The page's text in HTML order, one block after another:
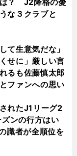
？ J2降格の憂
な３クラブと
て生意気だな」
せに」厳しい言
るも佐藤慎太郎
ファンへの思い
れたJ1リーグ2
ンの行方はい
識者が全順位を